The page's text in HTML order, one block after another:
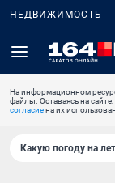
НЕДВИЖИМОСТЬ
На информационном
файлы. Оставаясь на
согласиена их
Какую погоду на